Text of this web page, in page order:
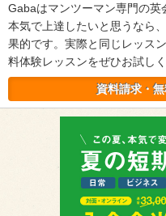
Gabaはマンツーマン専門の英
本気で上達したいと思うなら
果的です。実際と同じレッス
料体験レッスンをぜひお試しく
資料請求・